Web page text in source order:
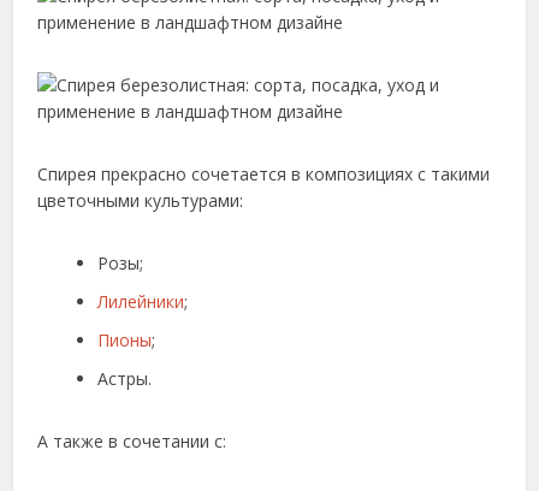
Спирея прекрасно сочетается в композициях с такими
цветочными культурами:
Розы;
Лилейники;
Пионы;
Астры.
А также в сочетании с: